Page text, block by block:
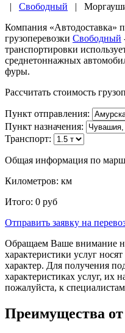
| Свободный |
Компания «Автодоставка»
грузоперевозки Свободный
транспортировки
среднетоннажных
фуры.
Рассчитать стоимость
Пункт отправления:
Пункт назначения:
Транспорт:
Общая информация по
Километров: км
Итого: 0 руб
Отправить заявку на
Обращаем Ваше внимание
характеристики услуг
характер. Для получения
характеристиках услуг, их
пожалуйста, к
Преимущества